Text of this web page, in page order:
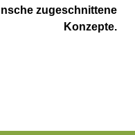
zugeschnittene
Konzepte.